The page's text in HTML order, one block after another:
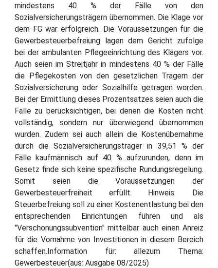
mindestens 40 % der Fälle von den
Sozialversicherungsträgern übernommen. Die Klage vor
dem FG war erfolgreich. Die Voraussetzungen für die
Gewerbesteuerbefreiung lagen dem Gericht zufolge
bei der ambulanten Pflegeeinrichtung des Klägers vor.
Auch seien im Streitjahr in mindestens 40 % der Fälle
die Pflegekosten von den gesetzlichen Trägern der
Sozialversicherung oder Sozialhilfe getragen worden.
Bei der Ermittlung dieses Prozentsatzes seien auch die
Fälle zu berücksichtigen, bei denen die Kosten nicht
vollständig, sondern nur überwiegend übernommen
wurden. Zudem sei auch allein die Kostenübernahme
durch die Sozialversicherungsträger in 39,51 % der
Fälle kaufmännisch auf 40 % aufzurunden, denn im
Gesetz finde sich keine spezifische Rundungsregelung.
Somit seien die Voraussetzungen der
Gewerbesteuerfreiheit erfüllt. Hinweis: Die
Steuerbefreiung soll zu einer Kostenentlastung bei den
entsprechenden Einrichtungen führen und als
"Verschonungssubvention" mittelbar auch einen Anreiz
für die Vornahme von Investitionen in diesem Bereich
schaffen.Information für: allezum Thema:
Gewerbesteuer(aus: Ausgabe 08/2025)